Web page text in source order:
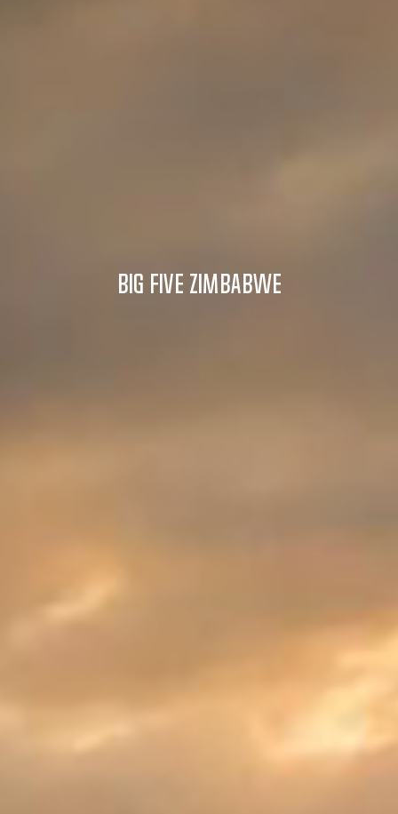
Big Five Zimbabwe